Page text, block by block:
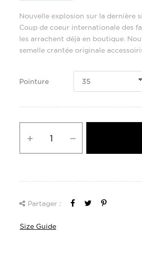
Nouvelle explosion sur la dernière
Coup de coeur internationale des
les arrachent déjà en boutique.
semelle crantée originale
Pointure
Partager :
Size Guide